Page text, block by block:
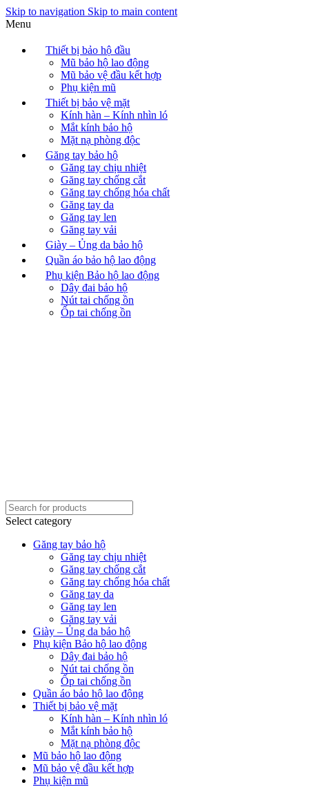
Skip to navigation Skip to main content
Menu
Thiết bị bảo hộ đầu
Mũ bảo hộ lao động
Mũ bảo vệ đầu kết hợp
Phụ kiện mũ
Thiết bị bảo vệ mặt
Kính hàn – Kính nhìn ló
Mắt kính bảo hộ
Mặt nạ phòng độc
Găng tay bảo hộ
Găng tay chịu nhiệt
Găng tay chống cắt
Găng tay chống hóa chất
Găng tay da
Găng tay len
Găng tay vải
Giày – Ủng da bảo hộ
Quần áo bảo hộ lao động
Phụ kiện Bảo hộ lao động
Dây đai bảo hộ
Nút tai chống ồn
Ốp tai chống ồn
Select category
Găng tay bảo hộ
Găng tay chịu nhiệt
Găng tay chống cắt
Găng tay chống hóa chất
Găng tay da
Găng tay len
Găng tay vải
Giày – Ủng da bảo hộ
Phụ kiện Bảo hộ lao động
Dây đai bảo hộ
Nút tai chống ồn
Ốp tai chống ồn
Quần áo bảo hộ lao động
Thiết bị bảo vệ mặt
Kính hàn – Kính nhìn ló
Mắt kính bảo hộ
Mặt nạ phòng độc
Mũ bảo hộ lao động
Mũ bảo vệ đầu kết hợp
Phụ kiện mũ